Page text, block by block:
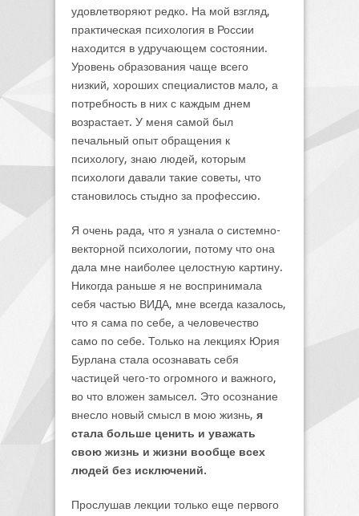
удовлетворяют редко. На мой взгляд,
практическая психология в России
находится в удручающем состоянии.
Уровень образования чаще всего
низкий, хороших специалистов мало, а
потребность в них с каждым днем
возрастает. У меня самой был
печальный опыт обращения к
психологу, знаю людей, которым
психологи давали такие советы, что
становилось стыдно за профессию.
Я очень рада, что я узнала о системно-
векторной психологии, потому что она
дала мне наиболее целостную картину.
Никогда раньше я не воспринимала
себя частью ВИДА, мне всегда казалось,
что я сама по себе, а человечество
само по себе. Только на лекциях Юрия
Бурлана стала осознавать себя
частицей чего-то огромного и важного,
во что вложен замысел. Это осознание
внесло новый смысл в мою жизнь, я
стала больше ценить и уважать
свою жизнь и жизни вообще всех
людей без исключений.
Прослушав лекции только еще первого